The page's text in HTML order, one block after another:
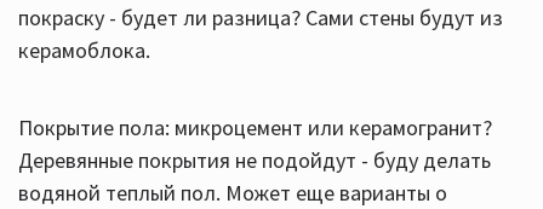
покраску - будет ли разница? Сами стены будут из
керамоблока.
Покрытие пола: микроцемент или керамогранит?
Деревянные покрытия не подойдут - буду делать
водяной теплый пол. Может еще варианты о